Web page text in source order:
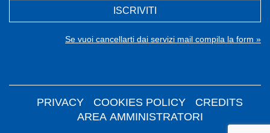
ISCRIVITI
Se vuoi cancellarti dai servizi mail compila la form »
PRIVACY COOKIES POLICY
CREDITS
AREA AMMINISTRATORI